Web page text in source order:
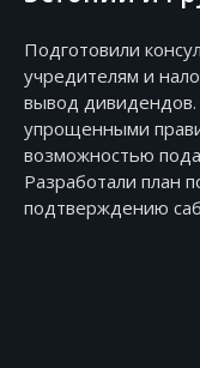
Подготовили
учредителям и
вывод
упрощенными
возможностью
Разработали план
подтверждению